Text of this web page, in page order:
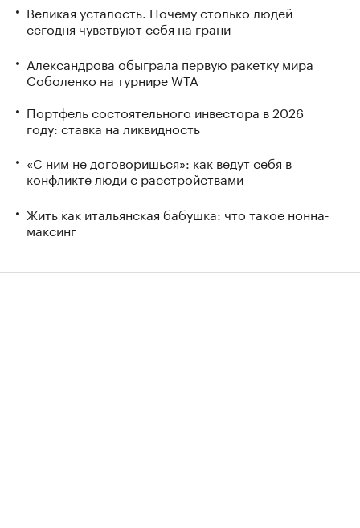
Великая усталость. Почему столько людей
сегодня чувствуют себя на грани
Александрова обыграла первую ракетку мира
Соболенко на турнире WTA
Портфель состоятельного инвестора в 2026
году: ставка на ликвидность
«С ним не договоришься»: как ведут себя в
конфликте люди с расстройствами
Жить как итальянская бабушка: что такое нонна-
максинг